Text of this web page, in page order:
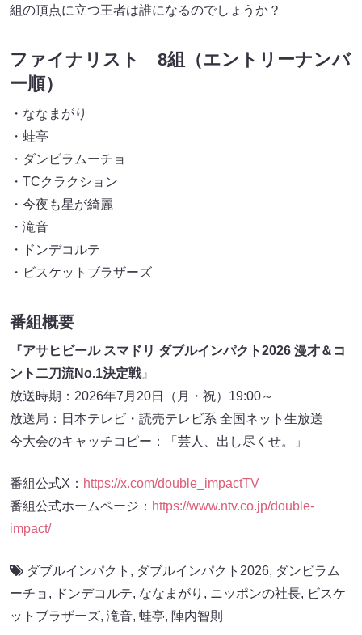
組の頂点に立つ王者は誰になるのでしょうか？
ファイナリスト 8組（エントリーナンバ
ー順）
・ななまがり
・蛙亭
・ダンビラムーチョ
・TCクラクション
・今夜も星が綺麗
・滝音
・ドンデコルテ
・ビスケットブラザーズ
番組概要
『アサヒビール スマドリ ダブルインパクト2026 漫才＆コ
ント二刀流No.1決定戦』
放送時期：2026年7月20日（月・祝）19:00～
放送局：日本テレビ・読売テレビ系 全国ネット生放送
今大会のキャッチコピー：「芸人、出し尽くせ。」
番組公式X： https://x.com/double_impactTV
番組公式ホームページ： https://www.ntv.co.jp/double-
impact/
ダブルインパクト , ダブルインパクト2026, ダンビラム
ーチョ , ドンデコルテ, ななまがり , ニッポンの社長, ビスケ
ットブラザーズ, 滝音, 蛙亭, 陣内智則